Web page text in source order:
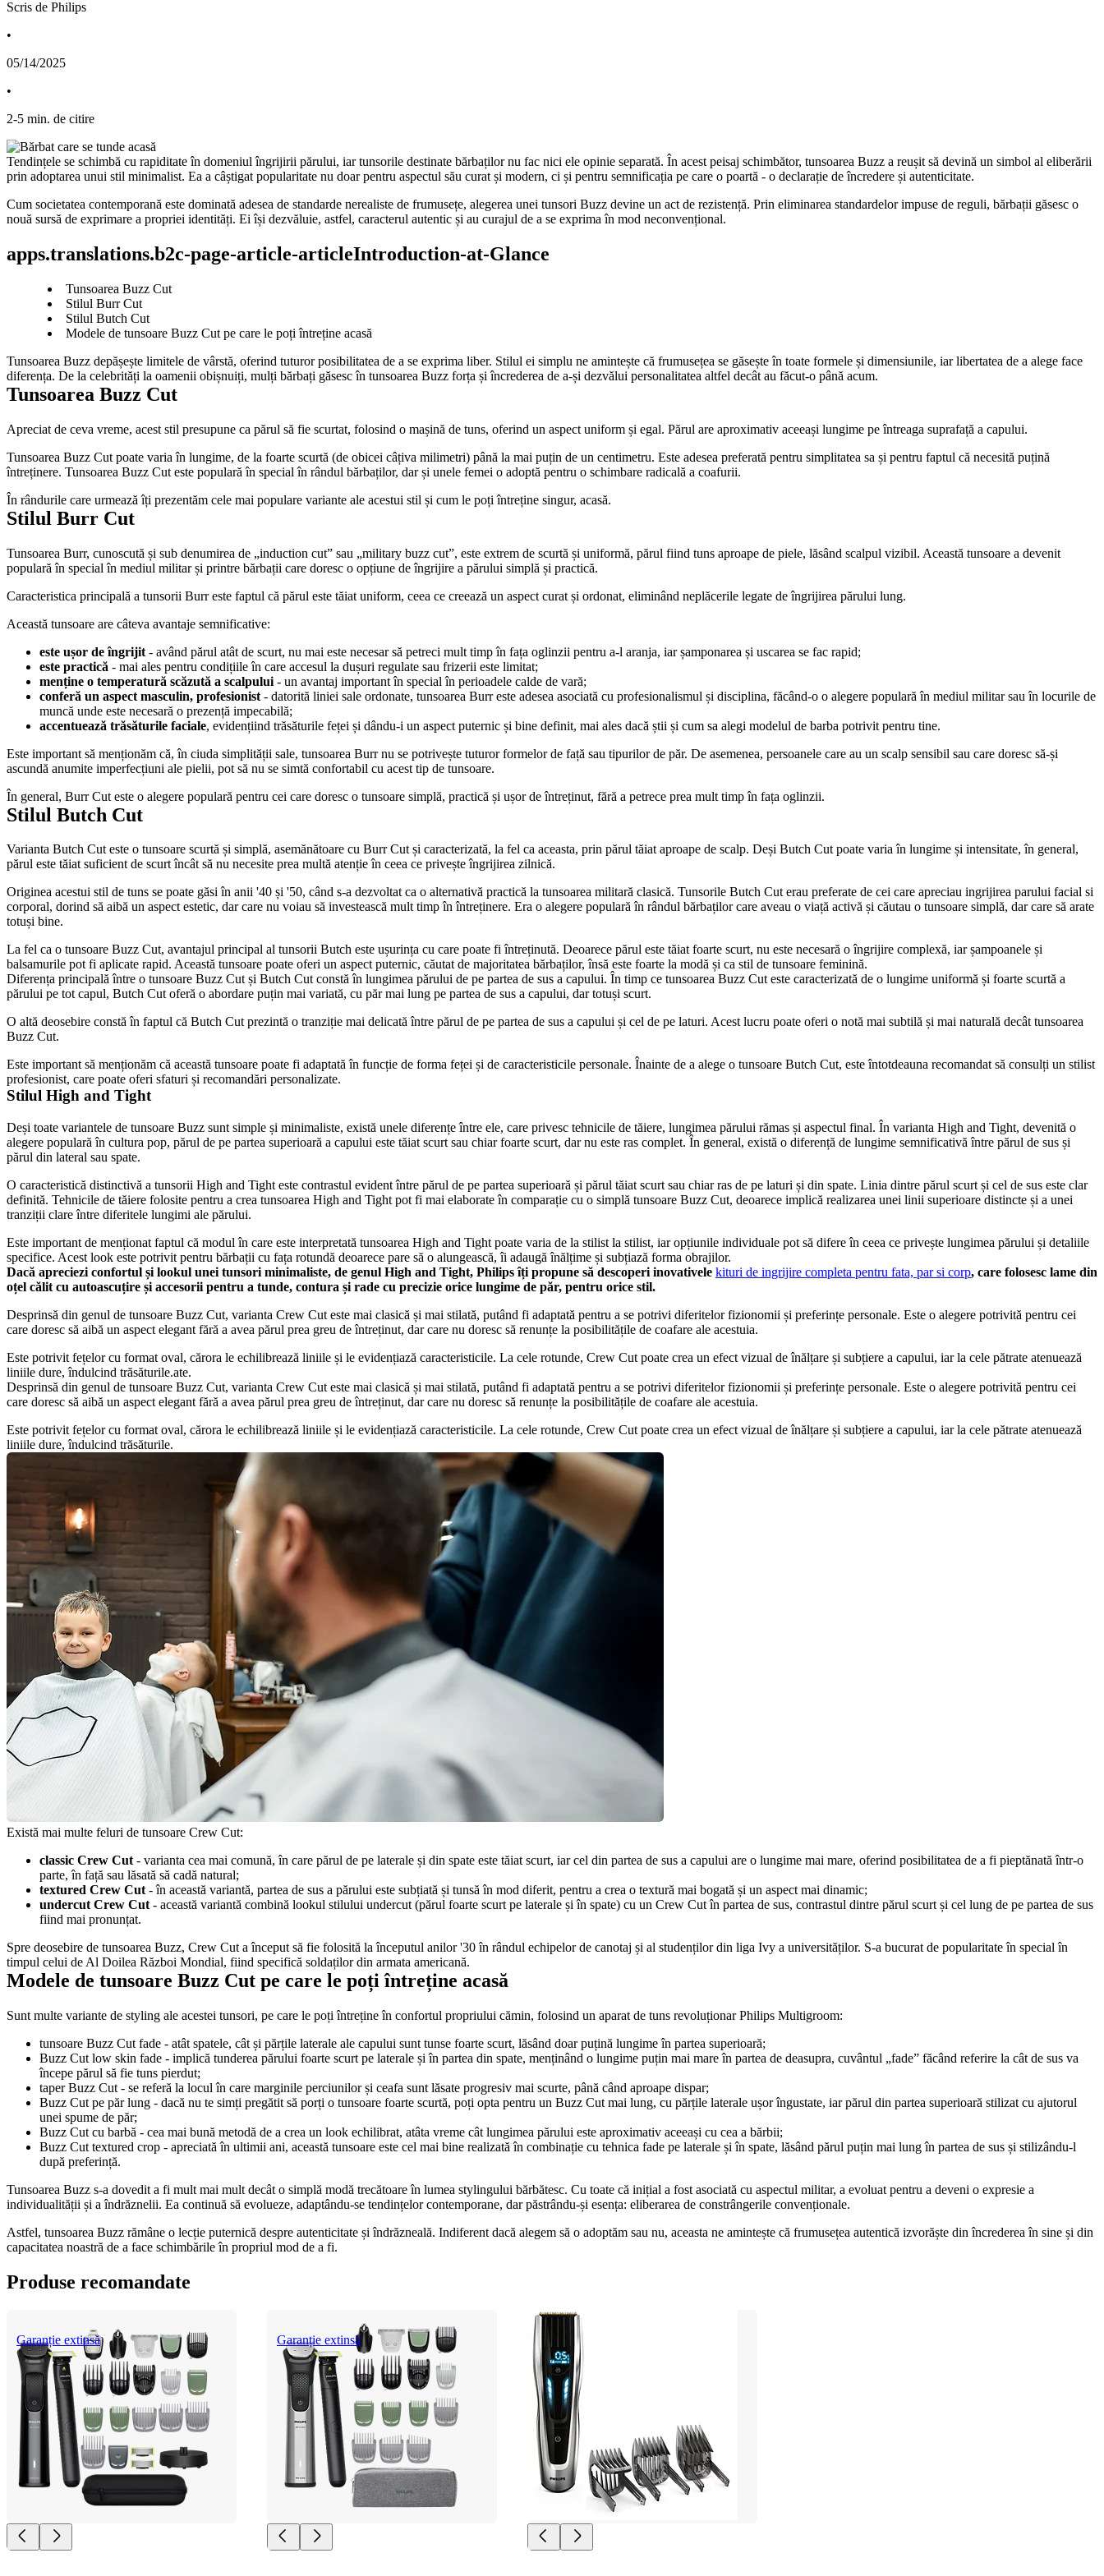
Scris de Philips
•
05/14/2025
•
2-5 min. de citire
Tendințele se schimbă cu rapiditate în domeniul îngrijirii părului, iar tunsorile destinate bărbaților nu fac nici ele opinie separată. În acest peisaj schimbător, tunsoarea Buzz a reușit să devină un simbol al eliberării
prin adoptarea unui stil minimalist. Ea a câștigat popularitate nu doar pentru aspectul său curat și modern, ci și pentru semnificația pe care o poartă - o declarație de încredere și autenticitate.
Cum societatea contemporană este dominată adesea de standarde nerealiste de frumusețe, alegerea unei tunsori Buzz devine un act de rezistență. Prin eliminarea standardelor impuse de reguli, bărbații găsesc o
nouă sursă de exprimare a propriei identități. Ei își dezvăluie, astfel, caracterul autentic și au curajul de a se exprima în mod neconvențional.
apps.translations.b2c-page-article-articleIntroduction-at-Glance
Tunsoarea Buzz Cut
Stilul Burr Cut
Stilul Butch Cut
Modele de tunsoare Buzz Cut pe care le poți întreține acasă
Tunsoarea Buzz depășește limitele de vârstă, oferind tuturor posibilitatea de a se exprima liber. Stilul ei simplu ne amintește că frumusețea se găsește în toate formele și dimensiunile, iar libertatea de a alege face
diferența. De la celebrități la oamenii obișnuiți, mulți bărbați găsesc în tunsoarea Buzz forța și încrederea de a-și dezvălui personalitatea altfel decât au făcut-o până acum.
Tunsoarea Buzz Cut
Apreciat de ceva vreme, acest stil presupune ca părul să fie scurtat, folosind o mașină de tuns, oferind un aspect uniform și egal. Părul are aproximativ aceeași lungime pe întreaga suprafață a capului.
Tunsoarea Buzz Cut poate varia în lungime, de la foarte scurtă (de obicei câțiva milimetri) până la mai puțin de un centimetru. Este adesea preferată pentru simplitatea sa și pentru faptul că necesită puțină
întreținere. Tunsoarea Buzz Cut este populară în special în rândul bărbaților, dar și unele femei o adoptă pentru o schimbare radicală a coafurii.
În rândurile care urmează îți prezentăm cele mai populare variante ale acestui stil și cum le poți întreține singur, acasă.
Stilul Burr Cut
Tunsoarea Burr, cunoscută și sub denumirea de „induction cut” sau „military buzz cut”, este extrem de scurtă și uniformă, părul fiind tuns aproape de piele, lăsând scalpul vizibil. Această tunsoare a devenit
populară în special în mediul militar și printre bărbații care doresc o opțiune de îngrijire a părului simplă și practică.
Caracteristica principală a tunsorii Burr este faptul că părul este tăiat uniform, ceea ce creează un aspect curat și ordonat, eliminând neplăcerile legate de îngrijirea părului lung.
Această tunsoare are câteva avantaje semnificative:
este ușor de îngrijit - având părul atât de scurt, nu mai este necesar să petreci mult timp în fața oglinzii pentru a-l aranja, iar șamponarea și uscarea se fac rapid;
este practică - mai ales pentru condițiile în care accesul la dușuri regulate sau frizerii este limitat;
menține o temperatură scăzută a scalpului - un avantaj important în special în perioadele calde de vară;
conferă un aspect masculin, profesionist - datorită liniei sale ordonate, tunsoarea Burr este adesea asociată cu profesionalismul și disciplina, făcând-o o alegere populară în mediul militar sau în locurile de
muncă unde este necesară o prezență impecabilă;
accentuează trăsăturile faciale, evidențiind trăsăturile feței și dându-i un aspect puternic și bine definit, mai ales dacă știi și cum sa alegi modelul de barba potrivit pentru tine.
Este important să menționăm că, în ciuda simplității sale, tunsoarea Burr nu se potrivește tuturor formelor de față sau tipurilor de păr. De asemenea, persoanele care au un scalp sensibil sau care doresc să-și
ascundă anumite imperfecțiuni ale pielii, pot să nu se simtă confortabil cu acest tip de tunsoare.
În general, Burr Cut este o alegere populară pentru cei care doresc o tunsoare simplă, practică și ușor de întreținut, fără a petrece prea mult timp în fața oglinzii.
Stilul Butch Cut
Varianta Butch Cut este o tunsoare scurtă și simplă, asemănătoare cu Burr Cut și caracterizată, la fel ca aceasta, prin părul tăiat aproape de scalp. Deși Butch Cut poate varia în lungime și intensitate, în general,
părul este tăiat suficient de scurt încât să nu necesite prea multă atenție în ceea ce privește îngrijirea zilnică.
Originea acestui stil de tuns se poate găsi în anii '40 și '50, când s-a dezvoltat ca o alternativă practică la tunsoarea militară clasică. Tunsorile Butch Cut erau preferate de cei care apreciau ingrijirea parului facial si
corporal, dorind să aibă un aspect estetic, dar care nu voiau să investească mult timp în întreținere. Era o alegere populară în rândul bărbaților care aveau o viață activă și căutau o tunsoare simplă, dar care să arate
totuși bine.
La fel ca o tunsoare Buzz Cut, avantajul principal al tunsorii Butch este ușurința cu care poate fi întreținută. Deoarece părul este tăiat foarte scurt, nu este necesară o îngrijire complexă, iar șampoanele și
balsamurile pot fi aplicate rapid. Această tunsoare poate oferi un aspect puternic, căutat de majoritatea bărbaților, însă este foarte la modă și ca stil de tunsoare feminină.
Diferența principală între o tunsoare Buzz Cut și Butch Cut constă în lungimea părului de pe partea de sus a capului. În timp ce tunsoarea Buzz Cut este caracterizată de o lungime uniformă și foarte scurtă a
părului pe tot capul, Butch Cut oferă o abordare puțin mai variată, cu păr mai lung pe partea de sus a capului, dar totuși scurt.
O altă deosebire constă în faptul că Butch Cut prezintă o tranziție mai delicată între părul de pe partea de sus a capului și cel de pe laturi. Acest lucru poate oferi o notă mai subtilă și mai naturală decât tunsoarea
Buzz Cut.
Este important să menționăm că această tunsoare poate fi adaptată în funcție de forma feței și de caracteristicile personale. Înainte de a alege o tunsoare Butch Cut, este întotdeauna recomandat să consulți un stilist
profesionist, care poate oferi sfaturi și recomandări personalizate.
Stilul High and Tight
Deși toate variantele de tunsoare Buzz sunt simple și minimaliste, există unele diferențe între ele, care privesc tehnicile de tăiere, lungimea părului rămas și aspectul final. În varianta High and Tight, devenită o
alegere populară în cultura pop, părul de pe partea superioară a capului este tăiat scurt sau chiar foarte scurt, dar nu este ras complet. În general, există o diferență de lungime semnificativă între părul de sus și
părul din lateral sau spate.
O caracteristică distinctivă a tunsorii High and Tight este contrastul evident între părul de pe partea superioară și părul tăiat scurt sau chiar ras de pe laturi și din spate. Linia dintre părul scurt și cel de sus este clar
definită. Tehnicile de tăiere folosite pentru a crea tunsoarea High and Tight pot fi mai elaborate în comparație cu o simplă tunsoare Buzz Cut, deoarece implică realizarea unei linii superioare distincte și a unei
tranziții clare între diferitele lungimi ale părului.
Este important de menționat faptul că modul în care este interpretată tunsoarea High and Tight poate varia de la stilist la stilist, iar opțiunile individuale pot să difere în ceea ce privește lungimea părului și detaliile
specifice. Acest look este potrivit pentru bărbații cu fața rotundă deoarece pare să o alungească, îi adaugă înălțime și subțiază forma obrajilor.
Dacă apreciezi confortul și lookul unei tunsori minimaliste, de genul High and Tight, Philips îți propune să descoperi inovativele kituri de ingrijire completa pentru fata, par si corp, care folosesc lame din
oțel călit cu autoascuțire și accesorii pentru a tunde, contura și rade cu precizie orice lungime de păr, pentru orice stil.
Desprinsă din genul de tunsoare Buzz Cut, varianta Crew Cut este mai clasică și mai stilată, putând fi adaptată pentru a se potrivi diferitelor fizionomii și preferințe personale. Este o alegere potrivită pentru cei
care doresc să aibă un aspect elegant fără a avea părul prea greu de întreținut, dar care nu doresc să renunțe la posibilitățile de coafare ale acestuia.
Este potrivit fețelor cu format oval, cărora le echilibrează liniile și le evidențiază caracteristicile. La cele rotunde, Crew Cut poate crea un efect vizual de înălțare și subțiere a capului, iar la cele pătrate atenuează
liniile dure, îndulcind trăsăturile.ate.
Desprinsă din genul de tunsoare Buzz Cut, varianta Crew Cut este mai clasică și mai stilată, putând fi adaptată pentru a se potrivi diferitelor fizionomii și preferințe personale. Este o alegere potrivită pentru cei
care doresc să aibă un aspect elegant fără a avea părul prea greu de întreținut, dar care nu doresc să renunțe la posibilitățile de coafare ale acestuia.
Este potrivit fețelor cu format oval, cărora le echilibrează liniile și le evidențiază caracteristicile. La cele rotunde, Crew Cut poate crea un efect vizual de înălțare și subțiere a capului, iar la cele pătrate atenuează
liniile dure, îndulcind trăsăturile.
Există mai multe feluri de tunsoare Crew Cut:
classic Crew Cut - varianta cea mai comună, în care părul de pe laterale și din spate este tăiat scurt, iar cel din partea de sus a capului are o lungime mai mare, oferind posibilitatea de a fi pieptănată într-o
parte, în față sau lăsată să cadă natural;
textured Crew Cut - în această variantă, partea de sus a părului este subțiată și tunsă în mod diferit, pentru a crea o textură mai bogată și un aspect mai dinamic;
undercut Crew Cut - această variantă combină lookul stilului undercut (părul foarte scurt pe laterale și în spate) cu un Crew Cut în partea de sus, contrastul dintre părul scurt și cel lung de pe partea de sus
fiind mai pronunțat.
Spre deosebire de tunsoarea Buzz, Crew Cut a început să fie folosită la începutul anilor '30 în rândul echipelor de canotaj și al studenților din liga Ivy a universităților. S-a bucurat de popularitate în special în
timpul celui de Al Doilea Război Mondial, fiind specifică soldaților din armata americană.
Modele de tunsoare Buzz Cut pe care le poți întreține acasă
Sunt multe variante de styling ale acestei tunsori, pe care le poți întreține în confortul propriului cămin, folosind un aparat de tuns revoluționar Philips Multigroom:
tunsoare Buzz Cut fade - atât spatele, cât și părțile laterale ale capului sunt tunse foarte scurt, lăsând doar puțină lungime în partea superioară;
Buzz Cut low skin fade - implică tunderea părului foarte scurt pe laterale și în partea din spate, menținând o lungime puțin mai mare în partea de deasupra, cuvântul „fade” făcând referire la cât de sus va
începe părul să fie tuns pierdut;
taper Buzz Cut - se referă la locul în care marginile perciunilor și ceafa sunt lăsate progresiv mai scurte, până când aproape dispar;
Buzz Cut pe păr lung - dacă nu te simți pregătit să porți o tunsoare foarte scurtă, poți opta pentru un Buzz Cut mai lung, cu părțile laterale ușor îngustate, iar părul din partea superioară stilizat cu ajutorul
unei spume de păr;
Buzz Cut cu barbă - cea mai bună metodă de a crea un look echilibrat, atâta vreme cât lungimea părului este aproximativ aceeași cu cea a bărbii;
Buzz Cut textured crop - apreciată în ultimii ani, această tunsoare este cel mai bine realizată în combinație cu tehnica fade pe laterale și în spate, lăsând părul puțin mai lung în partea de sus și stilizându-l
după preferință.
Tunsoarea Buzz s-a dovedit a fi mult mai mult decât o simplă modă trecătoare în lumea stylingului bărbătesc. Cu toate că inițial a fost asociată cu aspectul militar, a evoluat pentru a deveni o expresie a
individualității și a îndrăznelii. Ea continuă să evolueze, adaptându-se tendințelor contemporane, dar păstrându-și esența: eliberarea de constrângerile convenționale.
Astfel, tunsoarea Buzz rămâne o lecție puternică despre autenticitate și îndrăzneală. Indiferent dacă alegem să o adoptăm sau nu, aceasta ne amintește că frumusețea autentică izvorăște din încrederea în sine și din
capacitatea noastră de a face schimbările în propriul mod de a fi.
Produse recomandate
Garanție extinsă Garanție extinsă